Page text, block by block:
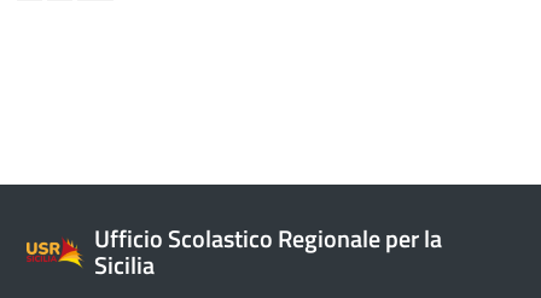
Ufficio Scolastico Regionale per la
Sicilia